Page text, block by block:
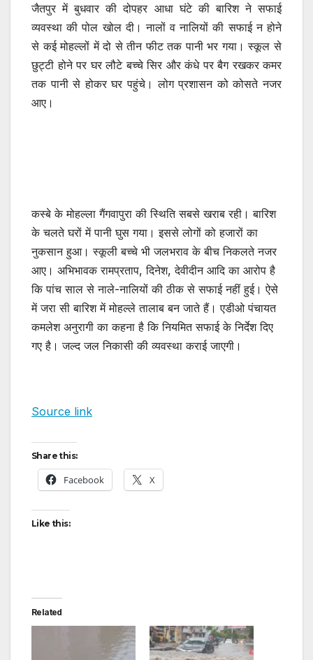
जैतपुर में बुधवार की दोपहर आधा घंटे की बारिश ने सफाई
व्यवस्था की पोल खोल दी। नालों व नालियों की सफाई न होने
से कई मोहल्लों में दो से तीन फीट तक पानी भर गया। स्कूल से
छुट्टी होने पर घर लौटे बच्चे सिर और कंधे पर बैग रखकर कमर
तक पानी से होकर घर पहुंचे। लोग प्रशासन को कोसते नजर
आए।
कस्बे के मोहल्ला गैंगवापुरा की स्थिति सबसे खराब रही। बारिश
के चलते घरों में पानी घुस गया। इससे लोगों को हजारों का
नुकसान हुआ। स्कूली बच्चे भी जलभराव के बीच निकलते नजर
आए। अभिभावक रामप्रताप, दिनेश, देवीदीन आदि का आरोप है
कि पांच साल से नाले-नालियों की ठीक से सफाई नहीं हुई। ऐसे
में जरा सी बारिश में मोहल्ले तालाब बन जाते हैं। एडीओ पंचायत
कमलेश अनुरागी का कहना है कि नियमित सफाई के निर्देश दिए
गए है। जल्द जल निकासी की व्यवस्था कराई जाएगी।
Source link
Share this:
Facebook X
Like this:
Related